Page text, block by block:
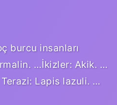
burcu insanları
…İkizler: Akik. …
Lapis lazuli. …